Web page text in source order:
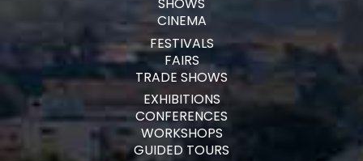
SHOWS
CINEMA
FESTIVALS
FAIRS
TRADE SHOWS
EXHIBITIONS
CONFERENCES
WORKSHOPS
GUIDED TOURS